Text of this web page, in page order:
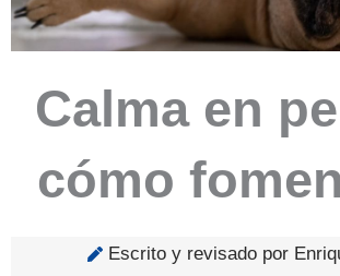
Calma en
cómo
Escrito y revisado por